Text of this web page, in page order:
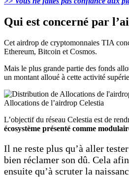
Qui est concerné par
Cet airdrop de cryptomonnaies TIA
Ethereum, Bitcoin et Cosmos.
Mais le plus grande partie des fonds
un montant alloué à cette activité
Allocations de l’airdrop Celestia
L’objectif du réseau Celestia est de
écosystème présenté comme
Il ne reste plus qu’à aller
bien réclamer son dû. Cela
ensuite qu’à scruter la